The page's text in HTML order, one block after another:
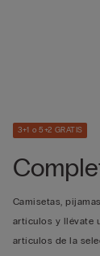
3+1 o 5+2 GRATIS
Camisetas,
artículos y llévate
artículos de la